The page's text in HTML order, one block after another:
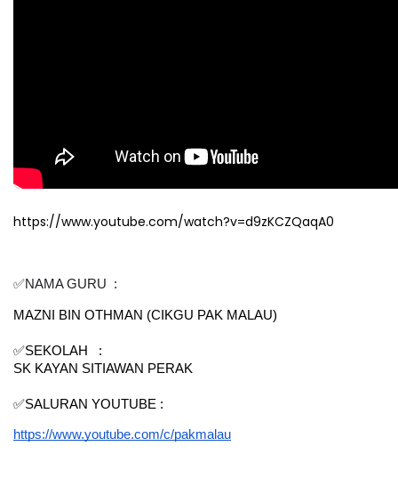
https://www.youtube.com/watch?v=d9zKCZQaqA0
✅NAMA GURU  :
MAZNI BIN OTHMAN (CIKGU PAK MALAU)
✅SEKOLAH   :
SK KAYAN SITIAWAN PERAK
✅SALURAN YOUTUBE :
https://www.youtube.com/c/pakmalau